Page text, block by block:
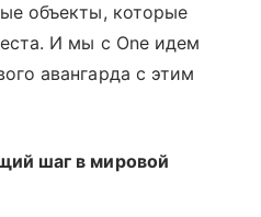
объекты, которые
И мы с One идем
авангарда с этим
шаг в мировой